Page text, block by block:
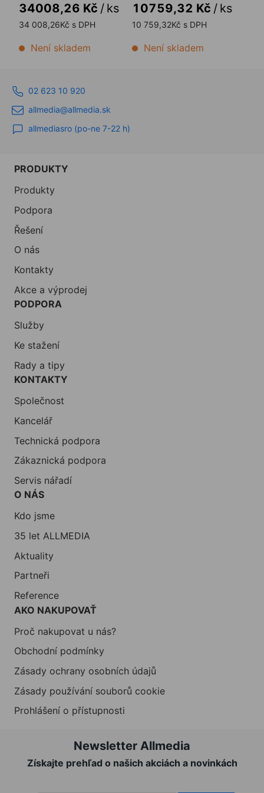
34008,26 Kč / ks
34 008,26Kč s DPH
Není skladem
10759,32 Kč / ks
10 759,32Kč s DPH
Není skladem
02 623 10 920
allmedia@allmedia.sk
allmediasro (po-ne 7-22 h)
PRODUKTY
Produkty
Podpora
Řešení
O nás
Kontakty
Akce a výprodej
PODPORA
Služby
Ke stažení
Rady a tipy
KONTAKTY
Společnost
Kancelář
Technická podpora
Zákaznická podpora
Servis nářadí
O NÁS
Kdo jsme
35 let ALLMEDIA
Aktuality
Partneři
Reference
AKO NAKUPOVAŤ
Proč nakupovat u nás?
Obchodní podmínky
Zásady ochrany osobních údajů
Zásady používání souborů cookie
Prohlášení o přístupnosti
Newsletter Allmedia
Získajte prehľad o našich akciách a novinkách